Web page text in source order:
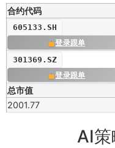
合约代码
605133.SH
登录跟单
301369.SZ
登录跟单
总市值
2001.77
AI策